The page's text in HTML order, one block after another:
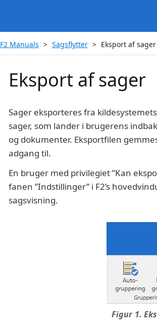
F2 Manuals Sagsflytter Eksport af sager
Eksport af sager
Sager eksporteres fra
sager, som lander i brugerens
og dokumenter. Eksportfilen
adgang til.
En bruger med privilegiet ”Kan
fanen ”Indstillinger” i F2’s
sagsvisning.
Figur 1.